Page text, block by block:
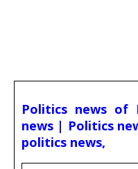
Politics news of
news | Politics
politics news,